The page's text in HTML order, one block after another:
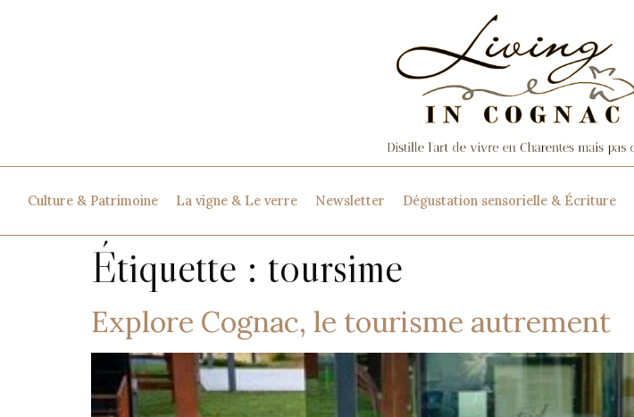
Culture & Patrimoine La vigne & Le verre Newsletter Dégustation sensorielle & Écriture
Étiquette : toursime
Explore Cognac, le tourisme autrement